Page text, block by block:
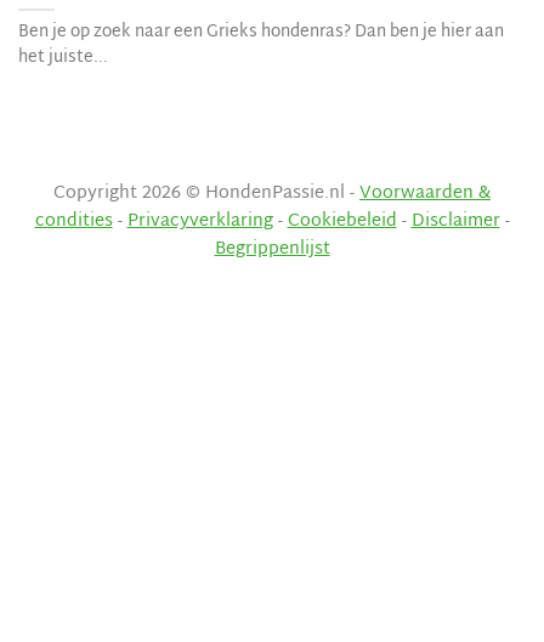
Ben je op zoek naar een Grieks hondenras? Dan ben je hier aan
het juiste...
Copyright 2026 © HondenPassie.nl -Voorwaarden &
condities-Privacyverklaring-Cookiebeleid-Disclaimer-
Begrippenlijst